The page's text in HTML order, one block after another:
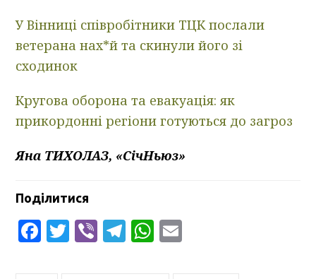
У Вінниці співробітники ТЦК послали
ветерана нах*й та скинули його зі
сходинок
Кругова оборона та евакуація: як
прикордонні регіони готуються до загроз
Яна ТИХОЛАЗ, «СічНьюз»
Поділитися
Facebook
Twitter
ViberTelegram
WhatsApp